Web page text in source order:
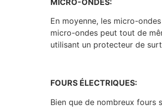
En moyenne, les micro-ondes
micro-ondes peut tout de
utilisant un protecteur de
FOURS ÉLECTRIQUES:
Bien que de nombreux fours